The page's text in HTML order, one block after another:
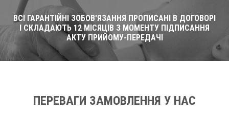
ВСІ ГАРАНТІЙНІ ЗОБОВ'ЯЗАННЯ ПРОПИСАНІ В ДОГОВОРІ
І СКЛАДАЮТЬ 12 МІСЯЦІВ З МОМЕНТУ ПІДПИСАННЯ
АКТУ ПРИЙОМУ-ПЕРЕДАЧІ
ПЕРЕВАГИ ЗАМОВЛЕННЯ У НАС